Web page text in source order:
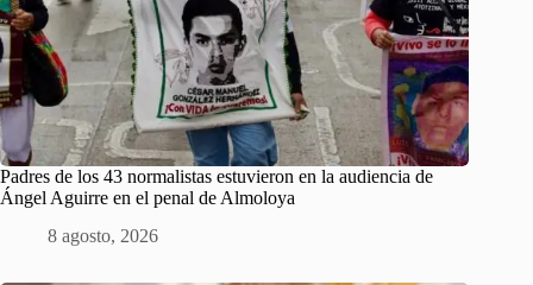
Padres de los 43 normalistas estuvieron en la audiencia de
Ángel Aguirre en el penal de Almoloya
8 agosto, 2026